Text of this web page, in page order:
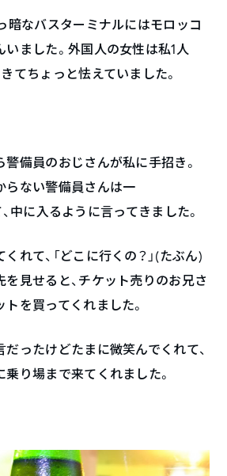
暗なバスターミナルにはモロッコ
ました。外国人の女性は私1人
てちょっと怯えていました。
備員のおじさんが私に手招き。
らない警備員さんは一
中に入るように言ってきました。
れて、「どこに行くの？」(たぶん)
見せると、チケット売りのお兄さ
を買ってくれました。
ったけどたまに微笑んでくれて、
り場まで来てくれました。